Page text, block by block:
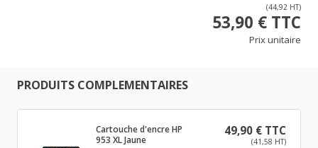
(44,92 HT)
53,90 € TTC
Prix unitaire
PRODUITS COMPLEMENTAIRES
Cartouche d'encre HP
953 XL Jaune
49,90 € TTC
(41,58 HT)